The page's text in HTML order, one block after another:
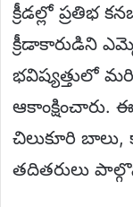
క్రీడల్లో ప్రతిభ
క్రీడాకారుడిని
భవిష్యత్తులో
ఆకాంక్షించారు.
చిలుకూరి బాలు,
తదితరులు